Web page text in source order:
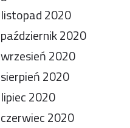
listopad 2020
październik 2020
wrzesień 2020
sierpień 2020
lipiec 2020
czerwiec 2020